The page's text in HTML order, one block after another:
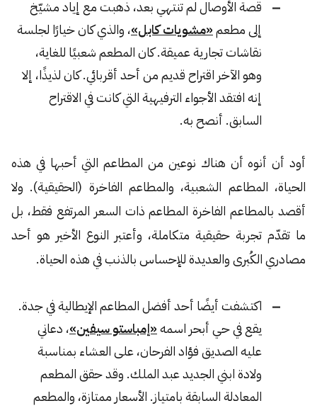
قصة الأوصال لم تنتهي بعد، ذهبت مع إياد مشيّخ
إلى مطعم«مشويات كابل»، والذي كان خيارًا لجلسة
نقاشات تجارية عميقة. كان المطعم شعبيًا للغاية،
وهو الآخر اقتراح قديم من أحد أقربائي. كان لذيذًا، إلا
إنه افتقد الأجواء الترفيهية التي كانت في الاقتراح
السابق. أنصح به.
أود أن أنوه أن هناك نوعين من المطاعم التي أحبها في هذه
الحياة، المطاعم الشعبية، والمطاعم الفاخرة (الحقيقية). ولا
أقصد بالمطاعم الفاخرة المطاعم ذات السعر المرتفع فقط، بل
ما تقدّم تجربة حقيقية متكاملة، وأعتبر النوع الأخير هو أحد
مصادري الكُبرى والعديدة للإحساس بالذنب في هذه الحياة.
اكتشفت أيضًا أحد أفضل المطاعم الإيطالية في جدة.
يقع في حي أبحر اسمه«إمباستو سيفين»، دعاني
عليه الصديق فؤاد الفرحان، على العشاء بمناسبة
ولادة ابني الجديد عبد الملك. وقد حقق المطعم
المعادلة السابقة بامتياز. الأسعار ممتازة، والمطعم